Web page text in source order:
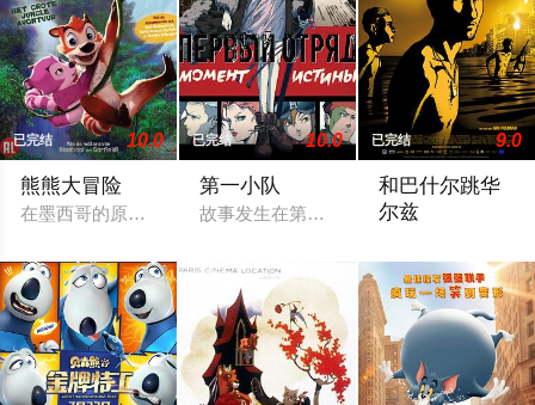
已完结 10.0
熊熊大冒险
在墨西哥的原始森林里，Sacha（艾丽西亚·希尔维斯通配音）
已完结 10.0
第一小队
故事发生在第二次世界大战爆发几天后的
已完结 9.0
和巴什尔跳华
尔兹